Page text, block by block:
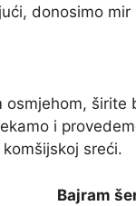
donosimo
osmjehom,
i
sreći.
Bajram